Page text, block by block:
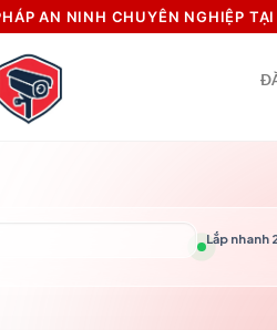
AN NINH CHUYÊN NGHIỆP
Lắp nhanh